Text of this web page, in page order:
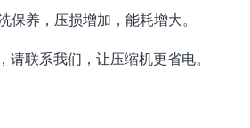
保养，压损增加，能耗增大。
请联系我们，让压缩机更省电。